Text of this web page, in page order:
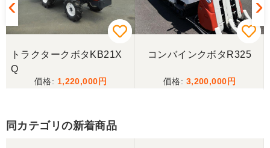
山口県／倉成 信之
配送料も安くしていただきありがとうございまし
なかなか程度の良いものだったのでよかったです。
いろいろありがとうございました。 大事に使ってお
トラクタークボタKB21X
Q
1,220,000
コンバインクボタR325
3,200,000
同カテゴリの新着商品